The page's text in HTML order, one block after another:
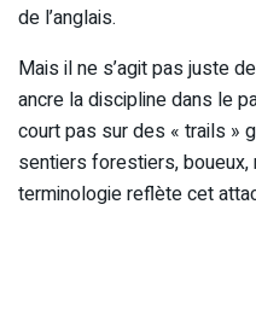
de l’anglais.
Mais il ne s’agit pas juste
ancre la discipline dans le
court pas sur des « trails »
sentiers forestiers,
terminologie reflète cet